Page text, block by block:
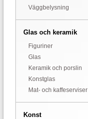
Väggbelysning
Glas och keramik
Figuriner
Glas
Keramik och porslin
Konstglas
Mat- och kaffeserviser
Konst